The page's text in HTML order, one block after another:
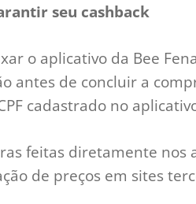
seu cashback
o aplicativo da Bee
antes de concluir a
cadastrado no
feitas diretamente nos
de preços em sites